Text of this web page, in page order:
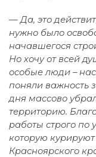
— Да, это
нужно было
начавшегося
Но хочу от всей
особые люди –
поняли важность
дня массово
территорию.
работы строго по
которую
Красноярского